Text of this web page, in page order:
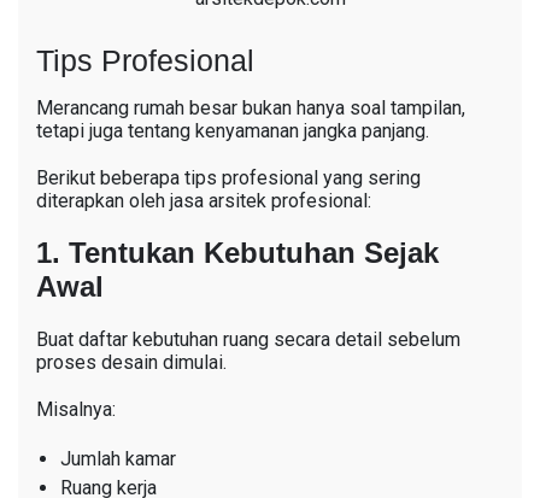
Tips Profesional
Merancang rumah besar bukan hanya soal tampilan,
tetapi juga tentang kenyamanan jangka panjang.
Berikut beberapa tips profesional yang sering
diterapkan oleh jasa arsitek profesional:
1. Tentukan Kebutuhan Sejak
Awal
Buat daftar kebutuhan ruang secara detail sebelum
proses desain dimulai.
Misalnya:
Jumlah kamar
Ruang kerja